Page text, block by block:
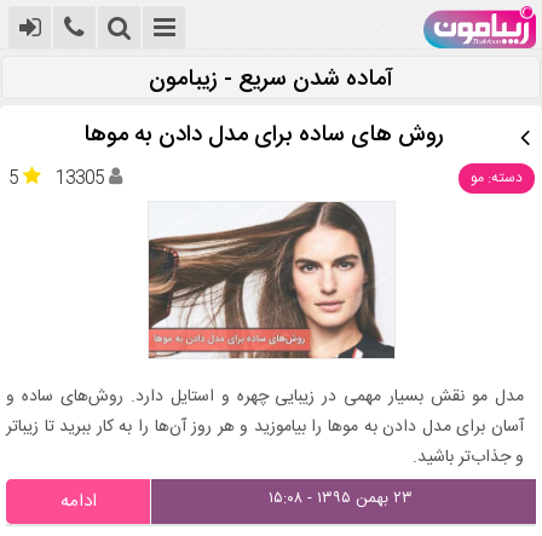
آماده شدن سریع - زیبامون
روش‌ های ساده برای مدل دادن به موها
دسته: مو 5 13305
مدل مو نقش بسیار مهمی در زیبایی چهره و استایل دارد. روش‌های ساده و
آسان برای مدل دادن به موها را بیاموزید و هر روز آن‌ها را به کار ببرید تا زیباتر
و جذاب‌تر باشید.
۲۳ بهمن ۱۳۹۵ - ۱۵:۰۸ ادامه